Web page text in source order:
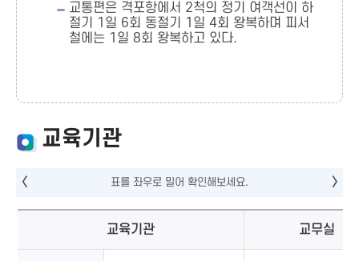
교통편은 격포항에서 2척의 정기 여객선이 하
절기 1일 6회 동절기 1일 4회 왕복하며 피서
철에는 1일 8회 왕복하고 있다.
교육기관
교육기관 교무실